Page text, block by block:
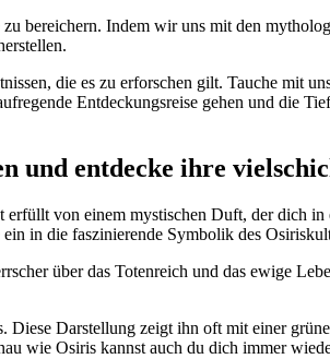
bereichern. Indem wir uns mit den
die es zu erforschen gilt. Tauche mit
Entdeckungsreise gehen und die
und entdecke ihre
von einem mystischen Duft, der dich
in die faszinierende Symbolik des
über das Totenreich und das ewige
Darstellung zeigt ihn oft mit einer
wie Osiris kannst auch du dich immer